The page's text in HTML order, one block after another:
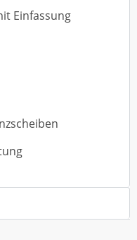
Einfassung